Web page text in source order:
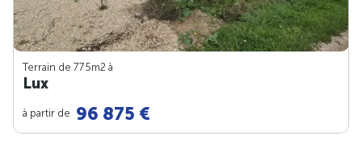
Terrain de 775m2 à
Lux
à partir de 96 875 €